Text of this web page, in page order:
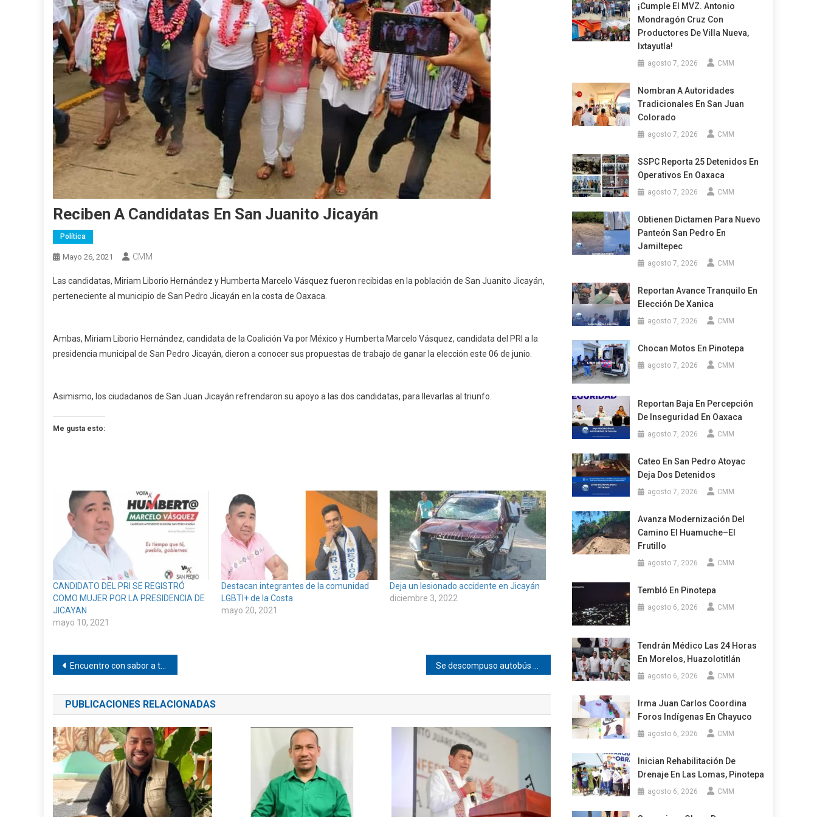
Reciben A Candidatas En San Juanito Jicayán
Política
Mayo 26, 2021 CMM
Las candidatas, Miriam Liborio Hernández y Humberta Marcelo Vásquez fueron recibidas en la población de San Juanito Jicayán,
perteneciente al municipio de San Pedro Jicayán en la costa de Oaxaca.
Ambas, Miriam Liborio Hernández, candidata de la Coalición Va por México y Humberta Marcelo Vásquez, candidata del PRI a la
presidencia municipal de San Pedro Jicayán, dieron a conocer sus propuestas de trabajo de ganar la elección este 06 de junio.
Asimismo, los ciudadanos de San Juan Jicayán refrendaron su apoyo a las dos candidatas, para llevarlas al triunfo.
Me gusta esto:
CANDIDATO DEL PRI SE REGISTRÓ
COMO MUJER POR LA PRESIDENCIA DE
JICAYAN
mayo 10, 2021
Destacan integrantes de la comunidad
LGBTI+ de la Costa
mayo 20, 2021
Deja un lesionado accidente en Jicayán
diciembre 3, 2022
Navegación
de
entradas
Encuentro con sabor a triunfo en Tetepec
PUBLICACIONES RELACIONADAS
¡Cumple El MVZ. Antonio
Mondragón Cruz Con
Productores De Villa Nueva,
Ixtayutla!
agosto 7, 2026 CMM
Nombran A Autoridades
Tradicionales En San Juan
Colorado
agosto 7, 2026 CMM
SSPC Reporta 25 Detenidos En
Operativos En Oaxaca
agosto 7, 2026 CMM
Obtienen Dictamen Para Nuevo
Panteón San Pedro En
Jamiltepec
agosto 7, 2026 CMM
Reportan Avance Tranquilo En
Elección De Xanica
agosto 7, 2026 CMM
Chocan Motos En Pinotepa
agosto 7, 2026 CMM
Reportan Baja En Percepción
De Inseguridad En Oaxaca
agosto 7, 2026 CMM
Cateo En San Pedro Atoyac
Deja Dos Detenidos
agosto 7, 2026 CMM
Avanza Modernización Del
Camino El Huamuche–El
Frutillo
agosto 7, 2026 CMM
Tembló En Pinotepa
agosto 6, 2026 CMM
Tendrán Médico Las 24 Horas
En Morelos, Huazolotitlán
agosto 6, 2026 CMM
Irma Juan Carlos Coordina
Foros Indígenas En Chayuco
agosto 6, 2026 CMM
Inician Rehabilitación De
Drenaje En Las Lomas, Pinotepa
agosto 6, 2026 CMM